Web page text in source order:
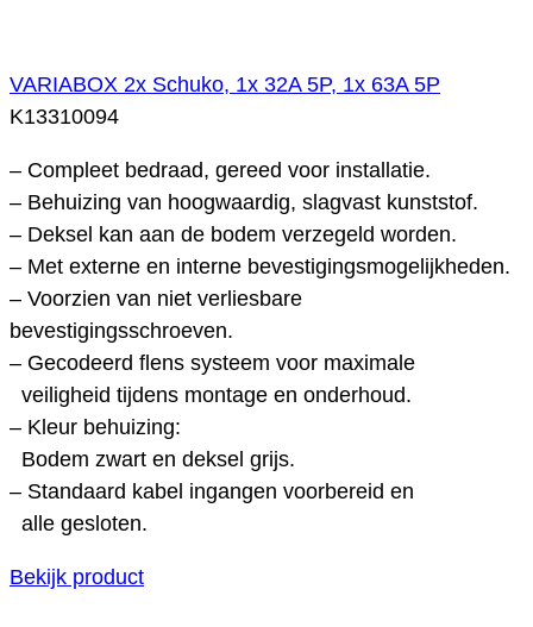
VARIABOX 2x Schuko, 1x 32A 5P, 1x 63A 5P
K13310094
– Compleet bedraad, gereed voor installatie.
– Behuizing van hoogwaardig, slagvast kunststof.
– Deksel kan aan de bodem verzegeld worden.
– Met externe en interne bevestigingsmogelijkheden.
– Voorzien van niet verliesbare
bevestigingsschroeven.
– Gecodeerd flens systeem voor maximale
veiligheid tijdens montage en onderhoud.
– Kleur behuizing:
Bodem zwart en deksel grijs.
– Standaard kabel ingangen voorbereid en
alle gesloten.
Bekijk product